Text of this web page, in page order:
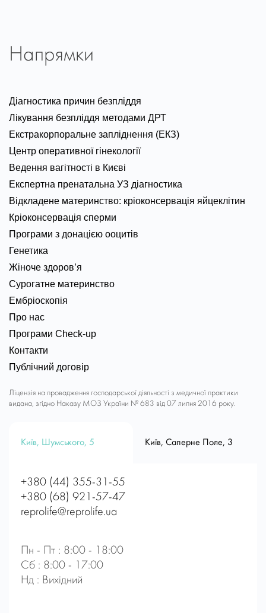
Напрямки
Діагностика причин безпліддя
Лікування безпліддя методами ДРТ
Екстракорпоральне запліднення (ЕКЗ)
Центр оперативної гінекології
Ведення вагітності в Києві
Експертна пренатальна УЗ діагностика
Відкладене материнство: кріоконсервація яйцеклітин
Кріоконсервація сперми
Програми з донацією ооцитів
Генетика
Жіноче здоров’я
Сурогатне материнство
Ембріоскопія
Про нас
Програми Check-up
Контакти
Публічний договір
Ліцензія на провадження господарської діяльності з медичної практики
видана, згідно Наказу МОЗ України № 683 від 07 липня 2016 року.
Київ, Шумського, 5 Київ, Саперне Поле, 3
+380 (44) 355-31-55
+380 (68) 921-57-47
reprolife@reprolife.ua
Пн - Пт : 8:00 - 18:00
Сб : 8:00 - 17:00
Нд : Вихідний